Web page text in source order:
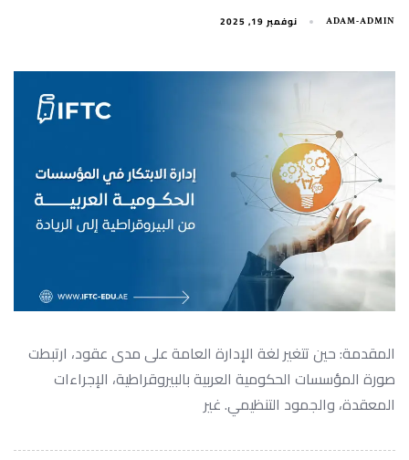
ADAM-ADMIN نوفمبر 19, 2025
المقدمة: حين تتغير لغة الإدارة العامة على مدى عقود، ارتبطت
صورة المؤسسات الحكومية العربية بالبيروقراطية، الإجراءات
المعقدة، والجمود التنظيمي. غير